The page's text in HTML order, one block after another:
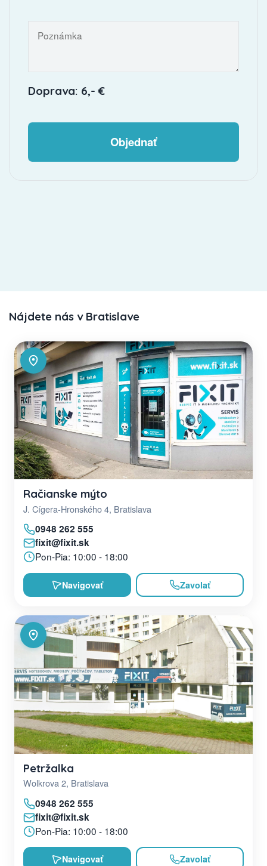
Doprava: 6,- €
Objednať
Nájdete nás v Bratislave
Račianske mýto
J. Cígera-Hronského 4, Bratislava
0948 262 555
fixit@fixit.sk
Pon-Pia: 10:00 - 18:00
Navigovať Zavolať
Petržalka
Wolkrova 2, Bratislava
0948 262 555
fixit@fixit.sk
Pon-Pia: 10:00 - 18:00
Navigovať Zavolať